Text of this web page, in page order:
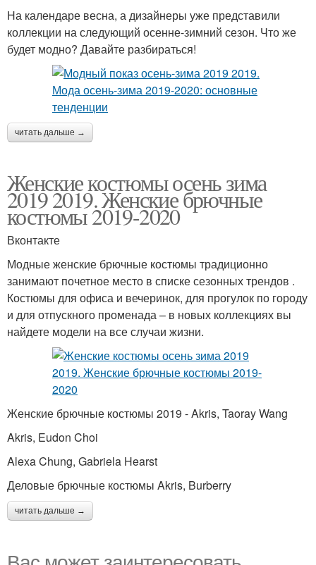
На календаре весна, а дизайнеры уже представили
коллекции на следующий осенне-зимний сезон. Что же
будет модно? Давайте разбираться!
читать дальше →
Женские костюмы осень зима
2019 2019. Женские брючные
костюмы 2019-2020
Вконтакте
Модные женские брючные костюмы традиционно
занимают почетное место в списке сезонных трендов .
Костюмы для офиса и вечеринок, для прогулок по городу
и для отпускного променада – в новых коллекциях вы
найдете модели на все случаи жизни.
Женские брючные костюмы 2019 - Akris, Taoray Wang
Akris, Eudon Choi
Alexa Chung, Gabriela Hearst
Деловые брючные костюмы Akris, Burberry
читать дальше →